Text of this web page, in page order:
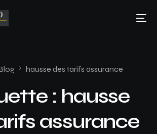
hausse des tarifs assurance
: hausse
assurance